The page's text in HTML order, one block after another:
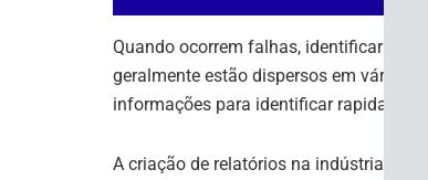
Quando ocorrem falhas, identificar
geralmente estão dispersos em várias
informações para identificar
A criação de relatórios na indústria de